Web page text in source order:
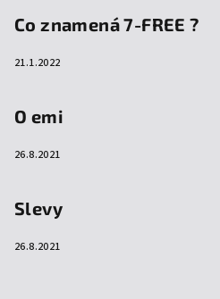
Co znamená 7-FREE ?
21.1.2022
O emi
26.8.2021
Slevy
26.8.2021